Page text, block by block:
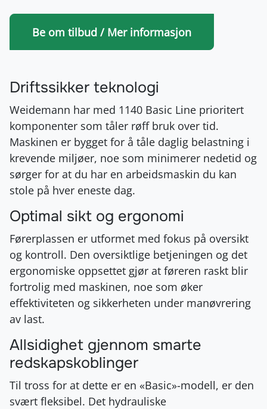
Be om tilbud / Mer informasjon
Driftssikker teknologi
Weidemann har med 1140 Basic Line prioritert
komponenter som tåler røff bruk over tid.
Maskinen er bygget for å tåle daglig belastning i
krevende miljøer, noe som minimerer nedetid og
sørger for at du har en arbeidsmaskin du kan
stole på hver eneste dag.
Optimal sikt og ergonomi
Førerplassen er utformet med fokus på oversikt
og kontroll. Den oversiktlige betjeningen og det
ergonomiske oppsettet gjør at føreren raskt blir
fortrolig med maskinen, noe som øker
effektiviteten og sikkerheten under manøvrering
av last.
Allsidighet gjennom smarte
redskapskoblinger
Til tross for at dette er en «Basic»-modell, er den
svært fleksibel. Det hydrauliske